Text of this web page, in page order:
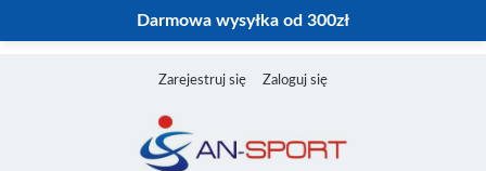
Darmowa wysyłka od 300zł
Zarejestruj się Zaloguj się